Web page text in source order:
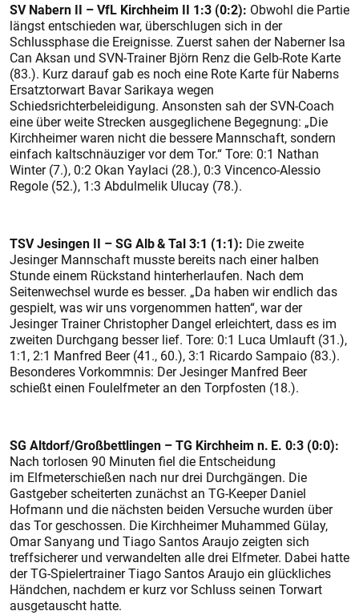
SV Nabern II – VfL Kirchheim II 1:3 (0:2): Obwohl die Partie
längst entschieden war, überschlugen sich in der
Schlussphase die Ereignisse. Zuerst sahen der Naberner Isa
Can Aksan und SVN-Trainer Björn Renz die Gelb-Rote Karte
(83.). Kurz darauf gab es noch eine Rote Karte für Naberns
Ersatztorwart Bavar Sarikaya wegen
Schiedsrichterbeleidigung. Ansonsten sah der SVN-Coach
eine über weite Strecken ausgeglichene Begegnung: „Die
Kirchheimer waren nicht die bessere Mannschaft, sondern
einfach kaltschnäuziger vor dem Tor.“ Tore: 0:1 Nathan
Winter (7.), 0:2 Okan Yaylaci (28.), 0:3 Vincenco-Alessio
Regole (52.), 1:3 Abdulmelik Ulucay (78.).
TSV Jesingen II – SG Alb&Tal 3:1 (1:1): Die zweite
Jesinger Mannschaft musste bereits nach einer halben
Stunde einem Rückstand hinterherlaufen. Nach dem
Seitenwechsel wurde es besser. „Da haben wir endlich das
gespielt, was wir uns vorgenommen hatten“, war der
Jesinger Trainer Christopher Dangel erleichtert, dass es im
zweiten Durchgang besser lief. Tore: 0:1 Luca Umlauft (31.),
1:1, 2:1 Manfred Beer (41., 60.), 3:1 Ricardo Sampaio (83.).
Besonderes Vorkommnis: Der Jesinger Manfred Beer
schießt einen Foul­elfmeter an den Torpfosten (18.).
SG Altdorf/Großbettlingen – TG Kirchheim n. E. 0:3 (0:0):
Nach torlosen 90 Minuten fiel die Entscheidung
im Elfmeterschießen nach nur drei Durchgängen. Die
Gastgeber scheiterten zunächst an TG-Keeper Daniel
Hofmann und die nächsten beiden Versuche wurden über
das Tor geschossen. Die Kirchheimer Muhammed Gülay,
Omar Sanyang und Tiago Santos Araujo zeigten sich
treffsicherer und verwandelten alle drei Elfmeter. Dabei hatte
der TG-Spielertrainer Tiago Santos Araujo ein glückliches
Händchen, nachdem er kurz vor Schluss seinen Torwart
ausgetauscht hatte.